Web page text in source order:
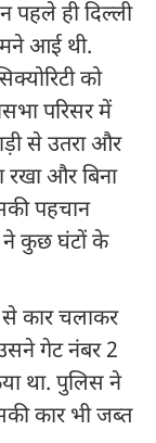
ही दिल्ली
आई थी.
को
परिसर में
से उतरा और
रखा और बिना
पहचान
कुछ घंटों के
से कार चलाकर
गेट नंबर 2
था. पुलिस ने
कार भी जब्त